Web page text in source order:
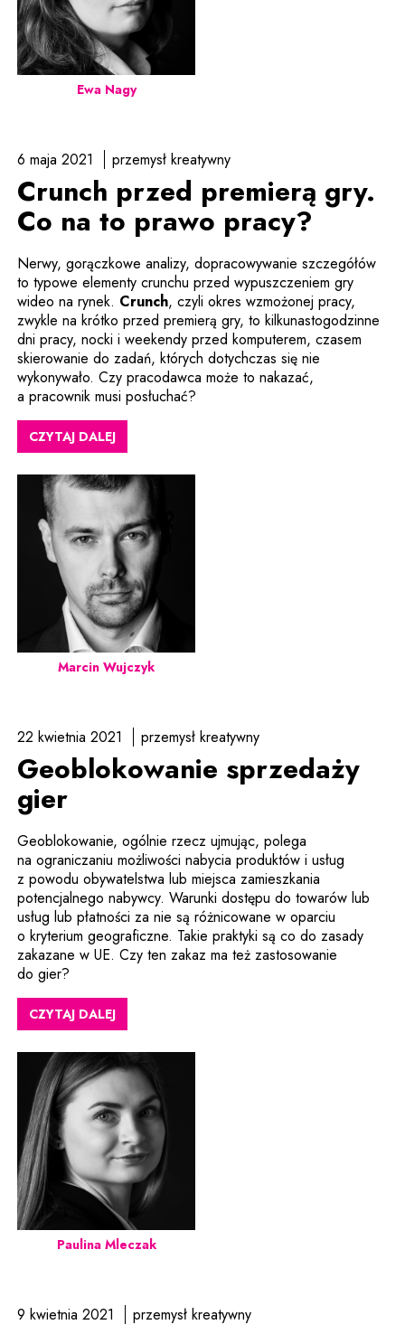
Ewa Nagy
6 maja 2021 przemysł kreatywny
Crunch przed premierą gry.
Co na to prawo pracy?
Nerwy, gorączkowe analizy, dopracowywanie szczegółów
to typowe elementy crunchu przed wypuszczeniem gry
wideo na rynek. CrunchUwaga, link zostanie otwarty w
, czyli okres wzmożonej pracy,
zwykle na krótko przed premierą gry, to kilkunastogodzinne
dni pracy, nocki i weekendy przed komputerem, czasem
skierowanie do zadań, których dotychczas się nie
wykonywało. Czy pracodawca może to nakazać,
a pracownik musi posłuchać?
CZYTAJ DALEJ
Marcin Wujczyk
22 kwietnia 2021 przemysł kreatywny
Geoblokowanie sprzedaży
gier
Geoblokowanie, ogólnie rzecz ujmując, polega
na ograniczaniu możliwości nabycia produktów i usług
z powodu obywatelstwa lub miejsca zamieszkania
potencjalnego nabywcy. Warunki dostępu do towarów lub
usług lub płatności za nie są różnicowane w oparciu
o kryterium geograficzne. Takie praktyki są co do zasady
zakazane w UE. Czy ten zakaz ma też zastosowanie
do gier?
CZYTAJ DALEJ
Paulina Mleczak
9 kwietnia 2021 przemysł kreatywny